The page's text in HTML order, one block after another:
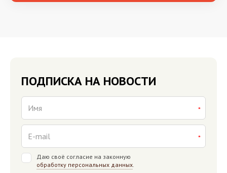
ПОДПИСКА НА НОВОСТИ
Даю своё согласие на законную
обработку персональных данных